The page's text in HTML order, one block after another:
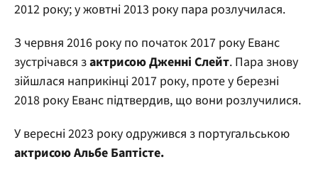
2012 року; у жовтні 2013 року пара розлучилася.
З червня 2016 року по початок 2017 року Еванс
зустрічався зактрисою Дженні Слейт. Пара знову
зійшлася наприкінці 2017 року, проте у березні
2018 року Еванс підтвердив, що вони розлучилися.
У вересні 2023 року одружився з португальською
актрисою Альбе Баптісте.